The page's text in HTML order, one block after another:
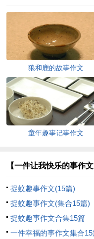
狼和鹿的故事作文
童年趣事记事作文
【一件让我快乐的事作
捉蚊趣事作文(15篇)
捉蚊趣事作文(集合15篇)
捉蚊趣事作文合集15篇
一件幸福的事作文集合15